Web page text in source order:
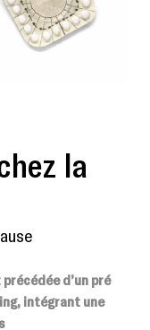
la
d’un pré
intégrant une